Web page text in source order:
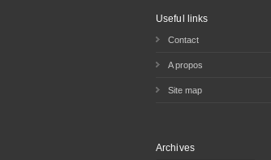
Useful links
Contact
A propos
Site map
Archives